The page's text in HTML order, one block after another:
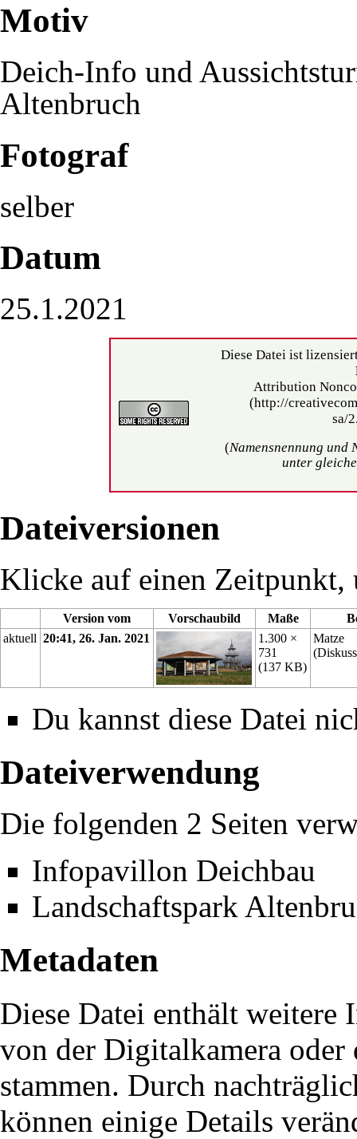
Motiv
Deich-Info und
Altenbruch
Fotograf
selber
Datum
25.1.2021
Diese Datei ist
Attribution
(Namensnennung und
unter
Dateiversionen
Klicke auf einen Zeitpunkt,
Version vom Vorschaubild Maße
aktuell 20:41, 26. Jan. 2021
1.300 ×
731
(137 KB)
Matze
(
Du kannst diese Datei
Dateiverwendung
Die folgenden 2 Seiten
Infopavillon Deichbau
Landschaftspark
Metadaten
Diese Datei enthält weitere
von der Digitalkamera oder
stammen. Durch
können einige Details